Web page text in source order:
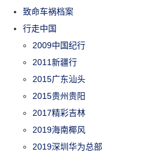
致命车祸档案
行走中国
2009中国纪行
2011新疆行
2015广东汕头
2015贵州贵阳
2017精彩吉林
2019海南椰风
2019深圳华为总部